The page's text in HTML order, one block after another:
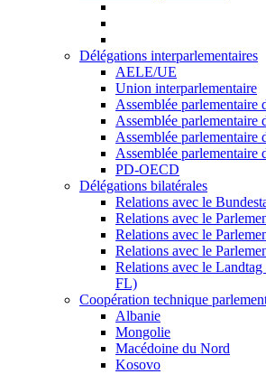
Délégations interparlementaires
AELE/UE
Union interparlementaire
Assemblée parlementaire
Assemblée parlementaire
Assemblée parlementaire
Assemblée parlementaire
PD-OECD
Délégations bilatérales
Relations avec le
Relations avec le
Relations avec le
Relations avec le
Relations avec le
FL)
Coopération technique
Albanie
Mongolie
Macédoine du Nord
Kosovo